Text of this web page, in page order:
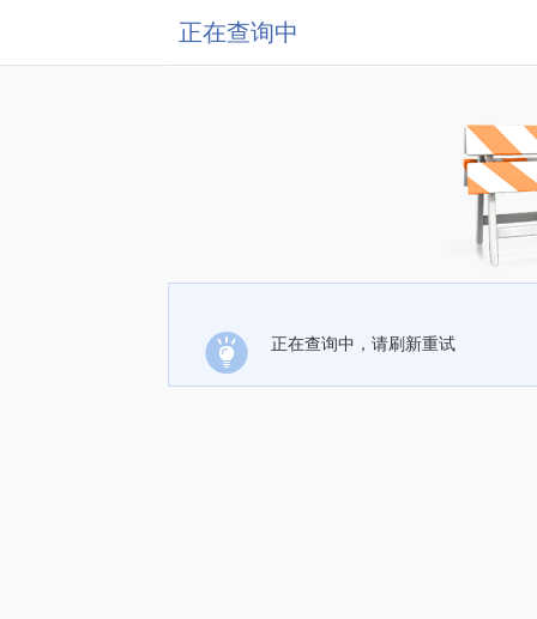
正在查询中
正在查询中，请刷新重试